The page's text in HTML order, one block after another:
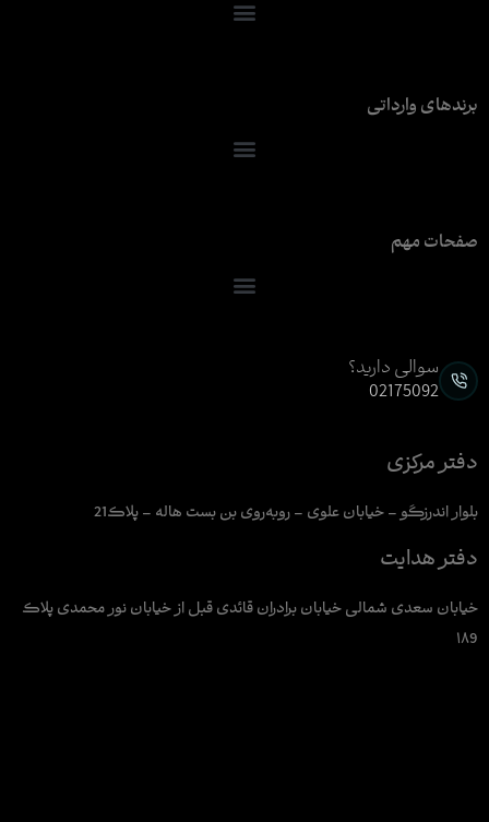
برندهای وارداتی
صفحات مهم
سوالی دارید؟
02175092
دفتر مرکزی
بلوار اندرزگو – خیابان علوی – روبه‌روی بن بست هاله – پلاک21
دفتر هدایت
خیابان سعدی شمالی خیابان برادران قائدی قبل از خیابان نور محمدی پلاک
۱۸9